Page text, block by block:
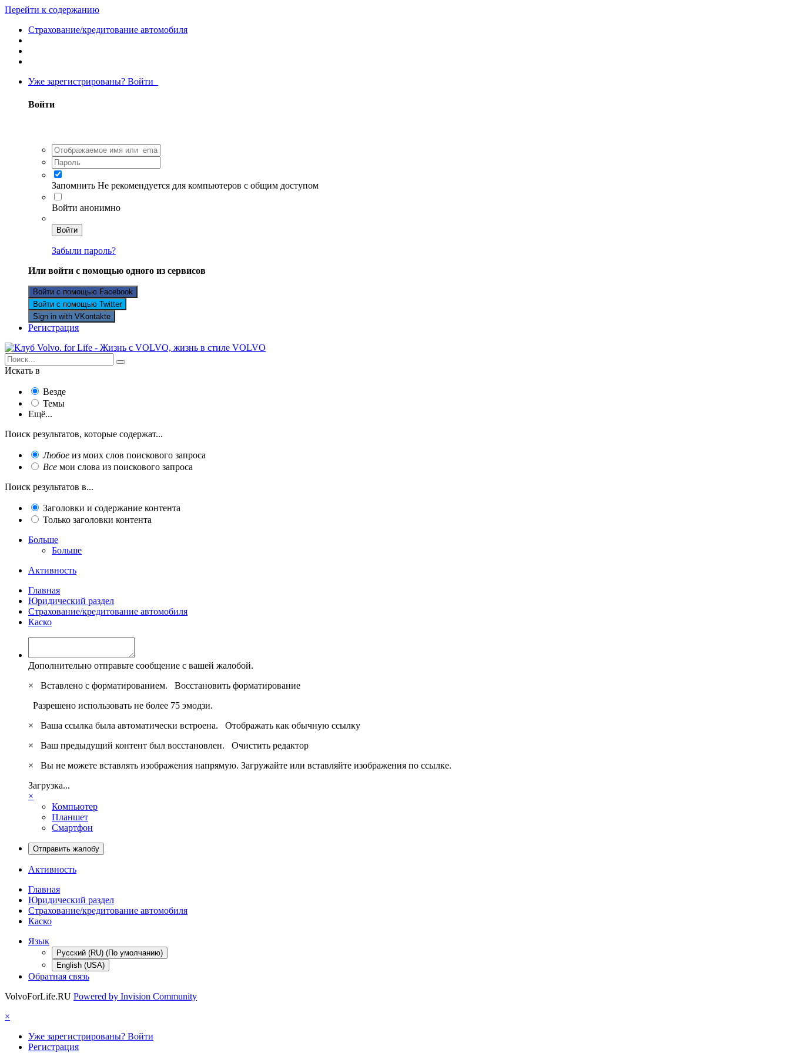
Перейти к содержанию
Страхование/кредитование автомобиля
Уже зарегистрированы? Войти
Войти
Запомнить Не рекомендуется для компьютеров с общим доступом
Войти анонимно
Войти
Забыли пароль?
Или войти с помощью одного из сервисов
Войти с помощью Facebook
Войти с помощью Twitter
Sign in with VKontakte
Регистрация
Искать в
Везде
Темы
Ещё...
Поиск результатов, которые содержат...
Любое из моих слов поискового запроса
Все мои слова из поискового запроса
Поиск результатов в...
Заголовки и содержание контента
Только заголовки контента
Больше
Больше
Активность
Главная
Юридический раздел
Страхование/кредитование автомобиля
Каско
Дополнительно отправьте сообщение с вашей жалобой.
×
Вставлено с форматированием. Восстановить форматирование
Разрешено использовать не более 75 эмодзи.
×
Ваша ссылка была автоматически встроена. Отображать как обычную ссылку
×
Ваш предыдущий контент был восстановлен. Очистить редактор
×
Вы не можете вставлять изображения напрямую. Загружайте или вставляйте изображения по ссылке.
Загрузка...
×
Компьютер
Планшет
Смартфон
Отправить жалобу
Активность
Главная
Юридический раздел
Страхование/кредитование автомобиля
Каско
Язык
Русский (RU) (По умолчанию)
English (USA)
Обратная связь
VolvoForLife.RU Powered by Invision Community
×
Уже зарегистрированы? Войти
Регистрация